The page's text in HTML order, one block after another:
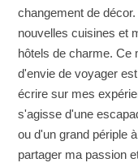
changement de
nouvelles cuisines et
hôtels de charme. Ce
d'envie de voyager
écrire sur mes
s'agisse d'une
ou d'un grand périple
partager ma passion